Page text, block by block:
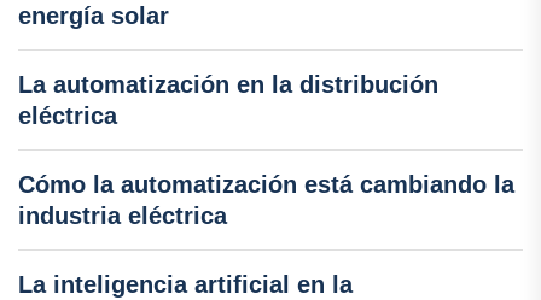
energía solar
La automatización en la distribución
eléctrica
Cómo la automatización está cambiando la
industria eléctrica
La inteligencia artificial en la